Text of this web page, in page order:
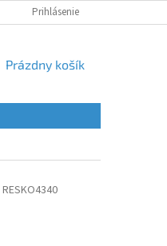
Prihlásenie
NÁKUPNÝ
Prázdny košík
RESKO4340